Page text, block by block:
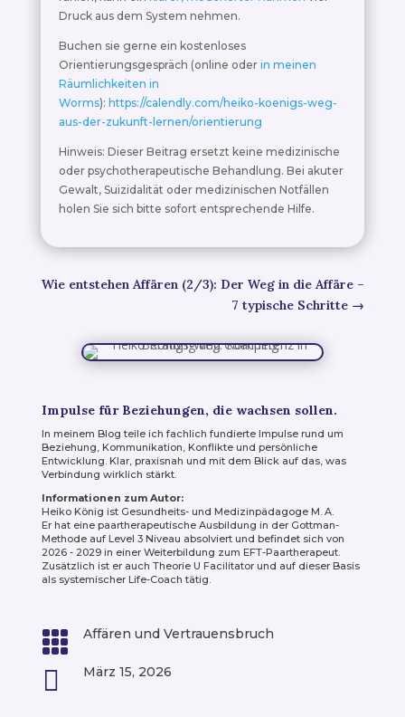
Druck aus dem System nehmen.
Buchen sie gerne ein kostenloses
Orientierungsgespräch (online oder in meinen
Räumlichkeiten in
Worms): https://calendly.com/heiko-koenigs-weg-
aus-der-zukunft-lernen/orientierung
Hinweis: Dieser Beitrag ersetzt keine medizinische
oder psychotherapeutische Behandlung. Bei akuter
Gewalt, Suizidalität oder medizinischen Notfällen
holen Sie sich bitte sofort entsprechende Hilfe.
Wie entstehen Affären (2/3): Der Weg in die Affäre –
7 typische Schritte →
Impulse für Beziehungen, die wachsen sollen.
In meinem Blog teile ich fachlich fundierte Impulse rund um
Beziehung, Kommunikation, Konflikte und persönliche
Entwicklung. Klar, praxisnah und mit dem Blick auf das, was
Verbindung wirklich stärkt.
Informationen zum Autor:
Heiko König ist Gesundheits- und Medizinpädagoge M. A.
Er hat eine paartherapeutische Ausbildung in der Gottman-
Methode auf Level 3 Niveau absolviert und befindet sich von
2026 - 2029 in einer Weiterbildung zum EFT-Paartherapeut.
Zusätzlich ist er auch Theorie U Facilitator und auf dieser Basis
als systemischer Life-Coach tätig.
 Affären und Vertrauensbruch
 März 15, 2026